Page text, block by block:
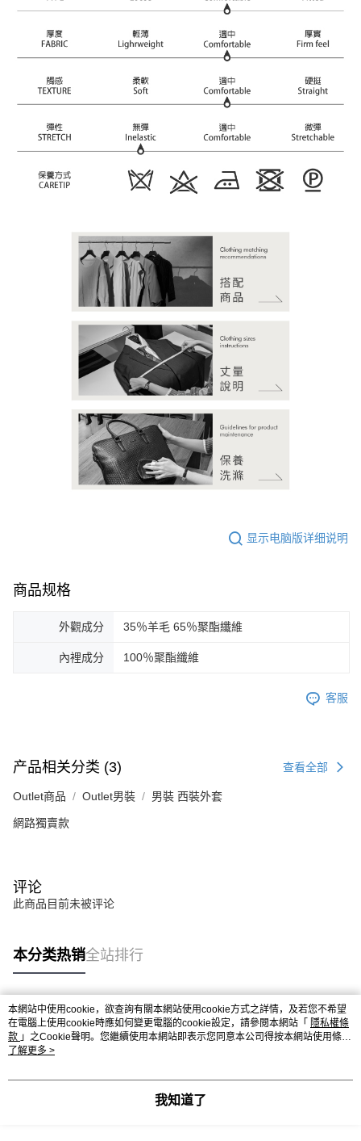
显示电脑版详细说明
商品规格
外觀成分 35％羊毛 65％聚酯纖維
內裡成分 100％聚酯纖維
客服
产品相关分类 (3) 查看全部
Outlet商品 Outlet男裝 男裝 西裝外套
網路獨賣款
评论
此商品目前未被评论
本分类热销全站排行
热门标签
本網站中使用cookie，欲查詢有關本網站使用cookie方式之詳情，及若您不希望
在電腦上使用cookie時應如何變更電腦的cookie設定，請參閱本網站「 隱私權條
款 」之Cookie聲明。您繼續使用本網站即表示您同意本公司得按本網站使用條款
之Cookie聲明使用cookie。
了解更多 >
我知道了